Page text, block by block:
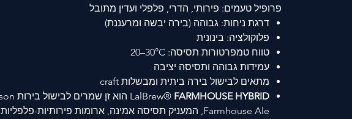
פרופיל טעמים: פירותי, הדרי, פלפלי ועדין מתובל
דרגת ניחות: גבוהה (בירה יבשה ומרעננת)
פלוקולציה: בינונית
טווח טמפרטורות תסיסה: ‎20–30°C
עמידות גבוהה ותסיסה יציבה
מתאים לבישול בירה ביתית ומבשלות craft
LalBrew® FARMHOUSE HYBRID
Farmhouse Ale, המעניק תסיסה אמינה, ארומות פירותיות-פלפליות